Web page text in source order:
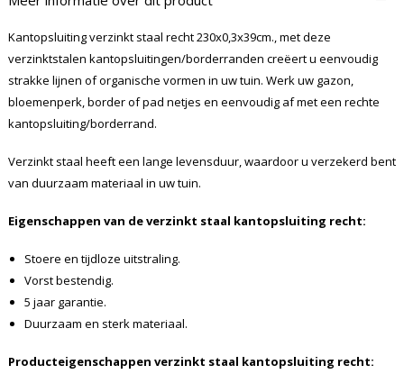
Kantopsluiting verzinkt staal recht 230x0,3x39cm., met deze
verzinktstalen kantopsluitingen/borderranden creëert u eenvoudig
strakke lijnen of organische vormen in uw tuin. Werk uw gazon,
bloemenperk, border of pad netjes en eenvoudig af met een rechte
kantopsluiting/borderrand.
Verzinkt staal heeft een lange levensduur, waardoor u verzekerd bent
van duurzaam materiaal in uw tuin.
Eigenschappen van de verzinkt staal kantopsluiting recht:
Stoere en tijdloze uitstraling.
Vorst bestendig.
5 jaar garantie.
Duurzaam en sterk materiaal.
Producteigenschappen verzinkt staal kantopsluiting recht: